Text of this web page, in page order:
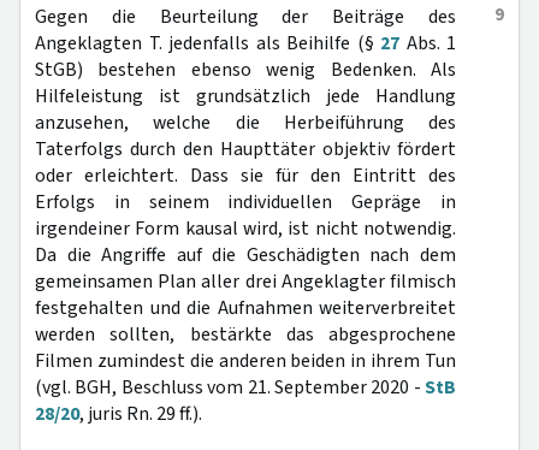
9
Gegen die Beurteilung der Beiträge des
Angeklagten T. jedenfalls als Beihilfe (§ 27 Abs. 1
StGB) bestehen ebenso wenig Bedenken. Als
Hilfeleistung ist grundsätzlich jede Handlung
anzusehen, welche die Herbeiführung des
Taterfolgs durch den Haupttäter objektiv fördert
oder erleichtert. Dass sie für den Eintritt des
Erfolgs in seinem individuellen Gepräge in
irgendeiner Form kausal wird, ist nicht notwendig.
Da die Angriffe auf die Geschädigten nach dem
gemeinsamen Plan aller drei Angeklagter filmisch
festgehalten und die Aufnahmen weiterverbreitet
werden sollten, bestärkte das abgesprochene
Filmen zumindest die anderen beiden in ihrem Tun
(vgl. BGH, Beschluss vom 21. September 2020 -StB
28/20, juris Rn. 29 ff.).